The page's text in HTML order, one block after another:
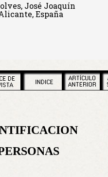
José Joaquín
España